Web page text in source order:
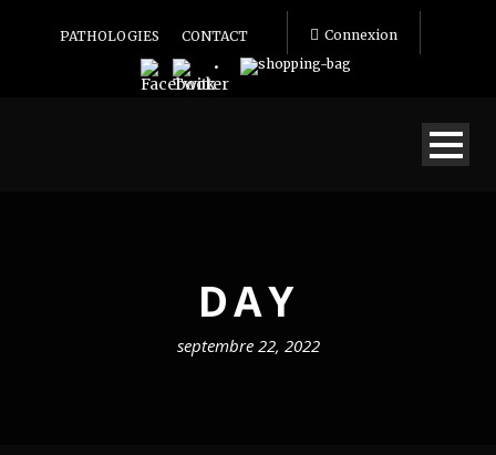
PATHOLOGIES CONTACT Connexion
DAY
septembre 22, 2022